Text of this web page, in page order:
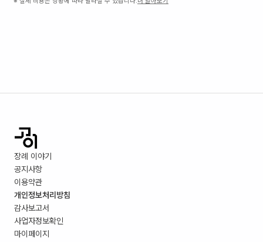
장례 이야기
공지사항
이용약관
개인정보처리방침
감사보고서
사업자정보확인
마이페이지